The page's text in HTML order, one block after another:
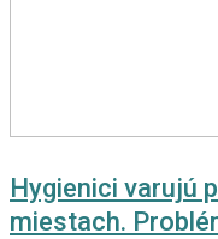
Hygienici varujú
miestach.